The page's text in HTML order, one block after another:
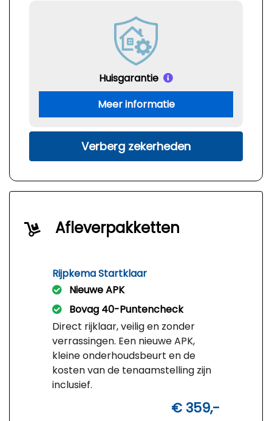
Huisgarantie
Meer informatie
Verberg zekerheden
Afleverpakketten
Rijpkema Startklaar
Nieuwe APK
Bovag 40-Puntencheck
Direct rijklaar, veilig en zonder
verrassingen. Een nieuwe APK,
kleine onderhoudsbeurt en de
kosten van de tenaamstelling zijn
inclusief.
€ 359,-